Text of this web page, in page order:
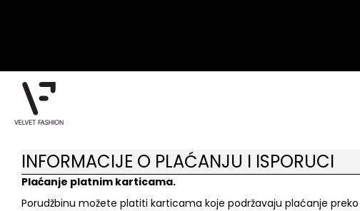
INFORMACIJE O PLAĆANJU I ISPORUCI
Plaćanje platnim karticama.
Porudžbinu možete platiti karticama koje podržavaju plaćanje